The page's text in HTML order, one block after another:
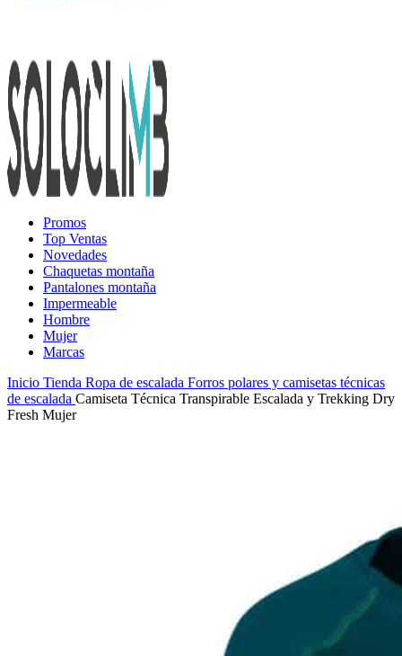
Promos
Top Ventas
Novedades
Chaquetas montaña
Pantalones montaña
Impermeable
Hombre
Mujer
Marcas
Inicio Tienda Ropa de escalada Forros polares y camisetas técnicas
de escalada Camiseta Técnica Transpirable Escalada y Trekking Dry
Fresh Mujer